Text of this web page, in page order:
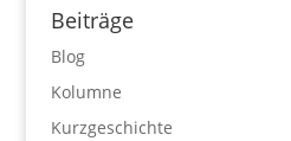
Beiträge
Blog
Kolumne
Kurzgeschichte